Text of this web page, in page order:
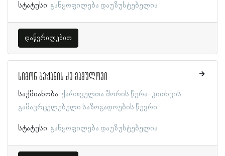
სტატუსი: განყოფილება დაუზუსტებელია
დაწვრილებით
სიმონ ბეჟანის ძე მამულოვი
საქმიანობა: ქართველთა შორის წერა-კითხვის
გამავრცელებელი საზოგადოების წევრი
სტატუსი: განყოფილება დაუზუსტებელია